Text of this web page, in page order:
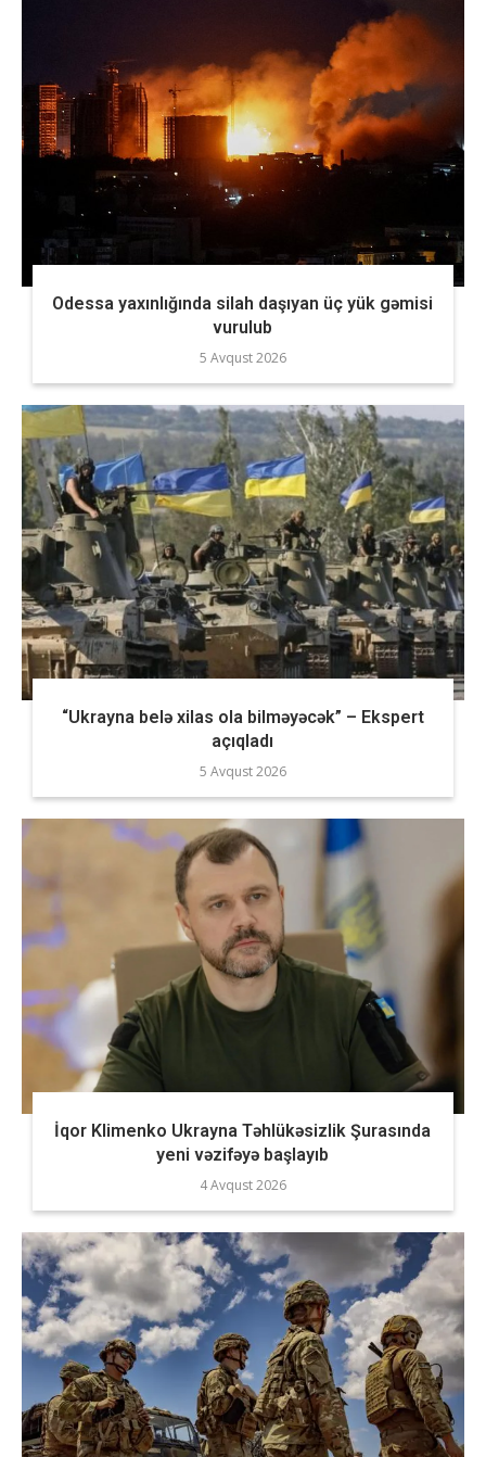
Odessa yaxınlığında silah daşıyan üç yük gəmisi
vurulub
5 Avqust 2026
“Ukrayna belə xilas ola bilməyəcək” – Ekspert
açıqladı
5 Avqust 2026
İqor Klimenko Ukrayna Təhlükəsizlik Şurasında
yeni vəzifəyə başlayıb
4 Avqust 2026